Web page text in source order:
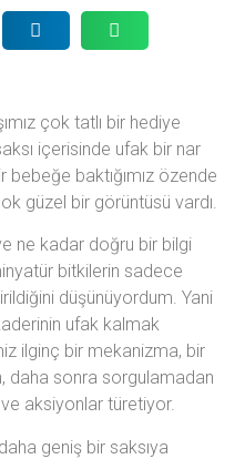
çok tatlı bir hediye
içerisinde ufak bir nar
bebeğe baktığımız özende
güzel bir görüntüsü vardı.
ne kadar doğru bir bilgi
bitkilerin sadece
düşünüyordum. Yani
ufak kalmak
ilginç bir mekanizma, bir
daha sonra sorgulamadan
aksiyonlar türetiyor.
geniş bir saksıya